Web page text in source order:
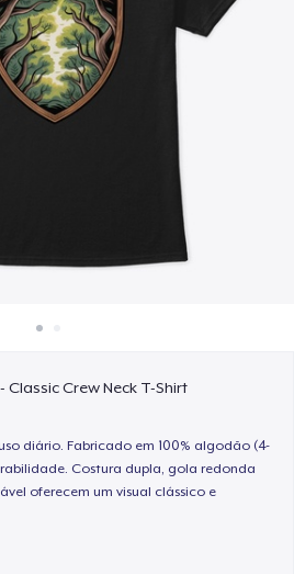
em todo lugar
qualquer coisa
Classic Crew Neck T-Shirt
diário. Fabricado em 100% algodão (4-
Costura dupla, gola redonda
oferecem um visual clássico e